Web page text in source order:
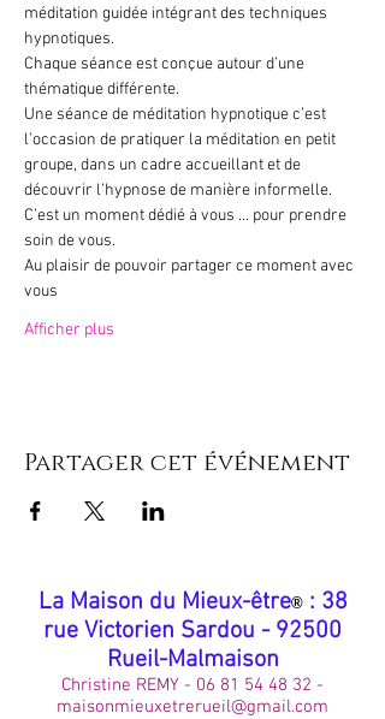
méditation guidée intégrant des techniques
hypnotiques.
Chaque séance est conçue autour d’une
thématique différente.
Une séance de méditation hypnotique c’est
l’occasion de pratiquer la méditation en petit
groupe, dans un cadre accueillant et de
découvrir l’hypnose de manière informelle.
C’est un moment dédié à vous … pour prendre
soin de vous.
Au plaisir de pouvoir partager ce moment avec
vous
Afficher plus
Partager cet événement
​La Maison du Mieux-être®: 38
rue Victorien Sardou - 92500
Rueil-Malmaison
Christine REMY - 06 81 54 48 32 -
maisonmieuxetrerueil@gmail.com